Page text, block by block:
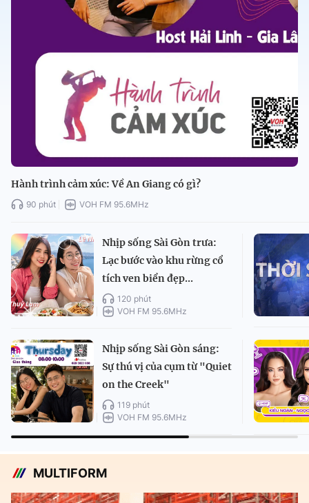
Hành trình cảm xúc: Về An Giang có gì?
90 phút VOH FM 95.6MHz
Nhịp sống Sài Gòn trưa:
Lạc bước vào khu rừng cổ
tích ven biển đẹp...
120 phút
VOH FM 95.6MHz
Nhịp sống Sài Gòn sáng:
Sự thú vị của cụm từ "Quiet
on the Creek"
119 phút
VOH FM 95.6MHz
MULTIFORM